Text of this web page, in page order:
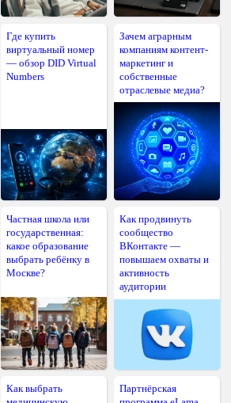
Где купить
виртуальный номер
— обзор DID Virtual
Numbers
Зачем аграрным
компаниям контент-
маркетинг и
собственные
отраслевые медиа?
Частная школа или
государственная:
какое образование
выбрать ребёнку в
Москве?
Как продвинуть
сообщество
ВКонтакте —
повышаем охваты и
активность
аудитории
Как выбрать
Партнёрская